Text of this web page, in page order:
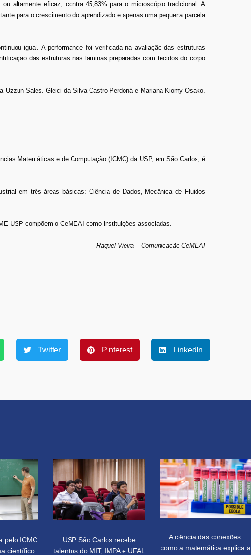
altamente eficaz, contra 45,83% para o microscópio tradicional. A
para o crescimento do aprendizado e apenas uma pequena parcela
igual. A performance foi verificada na avaliação das estruturas
das estruturas nas lâminas preparadas com tecidos do corpo
Uzzun Sales, Gleici da Silva Castro Perdoná e Mariana Kiomy Osako,
Matemáticas e de Computação (ICMC) da USP, em São Carlos, é
em três áreas básicas: Ciência de Dados, Mecânica de Fluidos
USP compõem o CeMEAI como instituições associadas.
Raquel Vieira – Comunicação CeMEAI
Twitter Pinterest LinkedIn
pelo ICMC
científico
USP São Carlos recebe
talentos do MIT, IMPA e UFAL
A ciência das conexões:
como a matemática explica a